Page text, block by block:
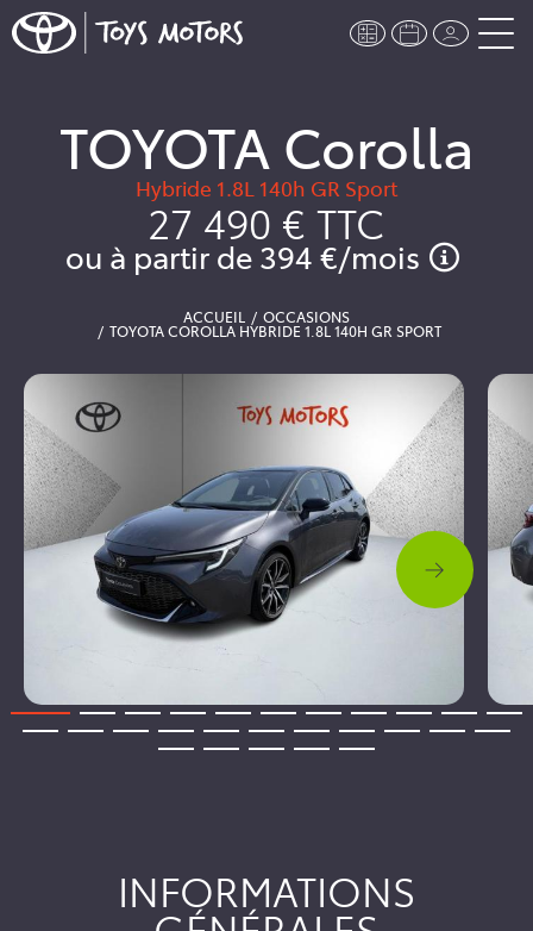
TOYOTA Corolla
Hybride 1.8L 140h GR Sport
27 490 € TTC
ou à partir de 394 €/mois
ACCUEIL OCCASIONS
TOYOTA COROLLA HYBRIDE 1.8L 140H GR SPORT
INFORMATIONS